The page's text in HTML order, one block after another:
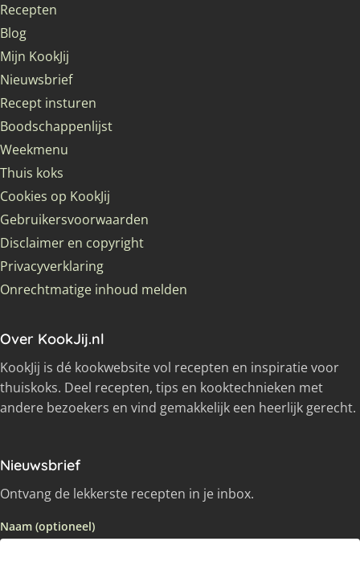
Recepten
Blog
Mijn KookJij
Nieuwsbrief
Recept insturen
Boodschappenlijst
Weekmenu
Thuis koks
Cookies op KookJij
Gebruikersvoorwaarden
Disclaimer en copyright
Privacyverklaring
Onrechtmatige inhoud melden
Over KookJij.nl
KookJij is dé kookwebsite vol recepten en inspiratie voor
thuiskoks. Deel recepten, tips en kooktechnieken met
andere bezoekers en vind gemakkelijk een heerlijk gerecht.
Nieuwsbrief
Ontvang de lekkerste recepten in je inbox.
Naam (optioneel)